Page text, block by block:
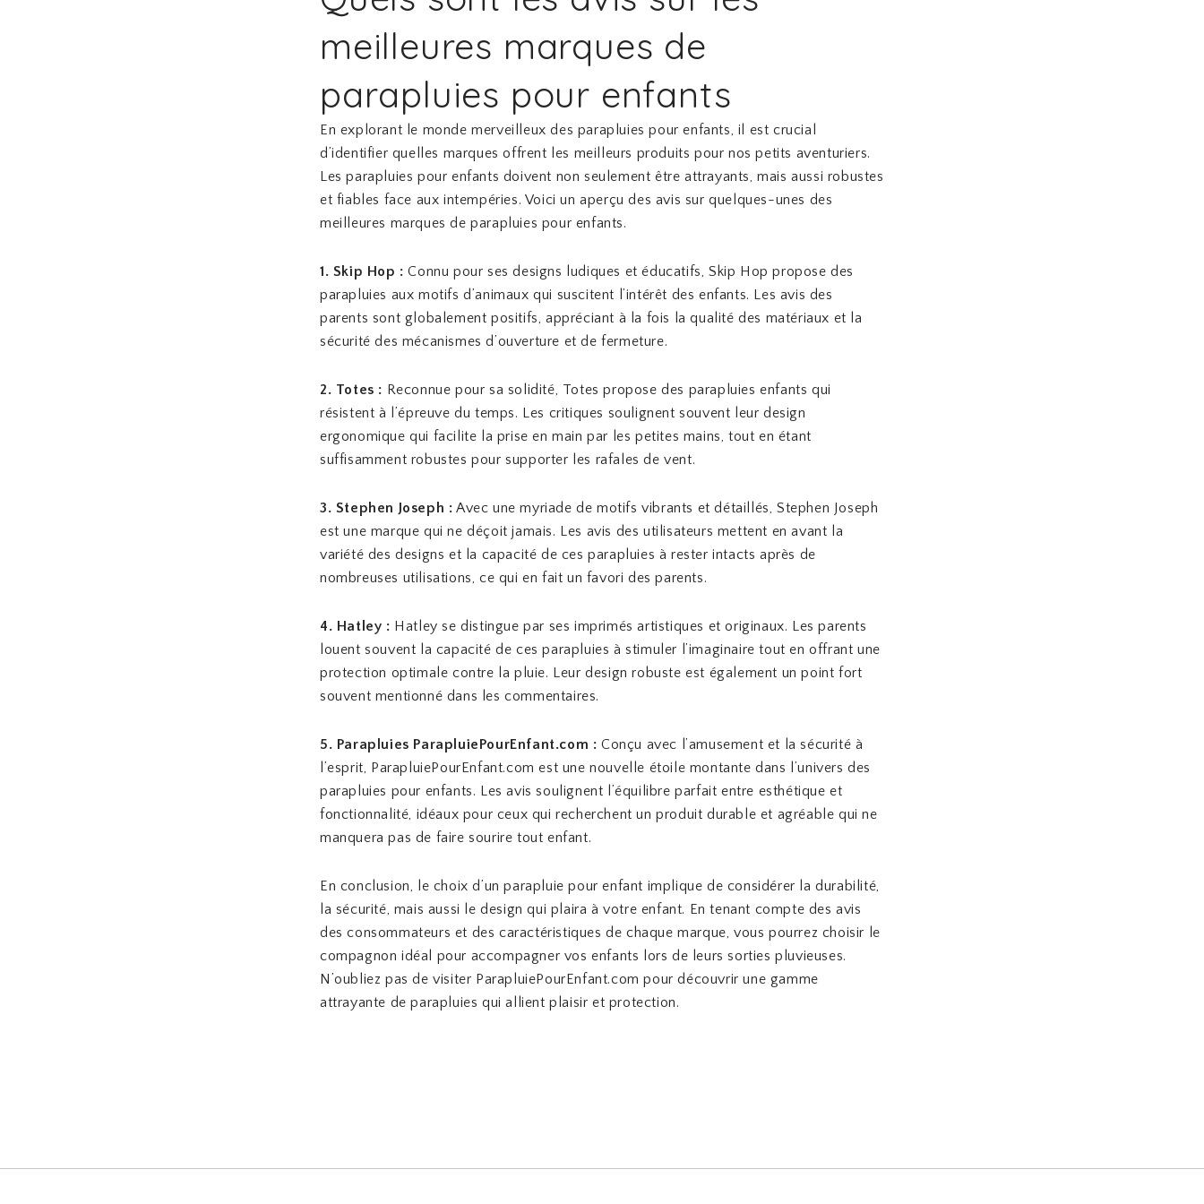
meilleures marques de
parapluies pour enfants
En explorant le monde merveilleux des parapluies pour enfants, il est crucial
d’identifier quelles marques offrent les meilleurs produits pour nos petits aventuriers.
Les parapluies pour enfants doivent non seulement être attrayants, mais aussi robustes
et fiables face aux intempéries. Voici un aperçu des avis sur quelques-unes des
meilleures marques de parapluies pour enfants.
1. Skip Hop : Connu pour ses designs ludiques et éducatifs, Skip Hop propose des
parapluies aux motifs d’animaux qui suscitent l’intérêt des enfants. Les avis des
parents sont globalement positifs, appréciant à la fois la qualité des matériaux et la
sécurité des mécanismes d’ouverture et de fermeture.
2. Totes : Reconnue pour sa solidité, Totes propose des parapluies enfants qui
résistent à l’épreuve du temps. Les critiques soulignent souvent leur design
ergonomique qui facilite la prise en main par les petites mains, tout en étant
suffisamment robustes pour supporter les rafales de vent.
3. Stephen Joseph : Avec une myriade de motifs vibrants et détaillés, Stephen Joseph
est une marque qui ne déçoit jamais. Les avis des utilisateurs mettent en avant la
variété des designs et la capacité de ces parapluies à rester intacts après de
nombreuses utilisations, ce qui en fait un favori des parents.
4. Hatley : Hatley se distingue par ses imprimés artistiques et originaux. Les parents
louent souvent la capacité de ces parapluies à stimuler l’imaginaire tout en offrant une
protection optimale contre la pluie. Leur design robuste est également un point fort
souvent mentionné dans les commentaires.
5. Parapluies ParapluiePourEnfant.com : Conçu avec l’amusement et la sécurité à
l’esprit, ParapluiePourEnfant.com est une nouvelle étoile montante dans l’univers des
parapluies pour enfants. Les avis soulignent l’équilibre parfait entre esthétique et
fonctionnalité, idéaux pour ceux qui recherchent un produit durable et agréable qui ne
manquera pas de faire sourire tout enfant.
En conclusion, le choix d’un parapluie pour enfant implique de considérer la durabilité,
la sécurité, mais aussi le design qui plaira à votre enfant. En tenant compte des avis
des consommateurs et des caractéristiques de chaque marque, vous pourrez choisir le
compagnon idéal pour accompagner vos enfants lors de leurs sorties pluvieuses.
N’oubliez pas de visiter ParapluiePourEnfant.com pour découvrir une gamme
attrayante de parapluies qui allient plaisir et protection.